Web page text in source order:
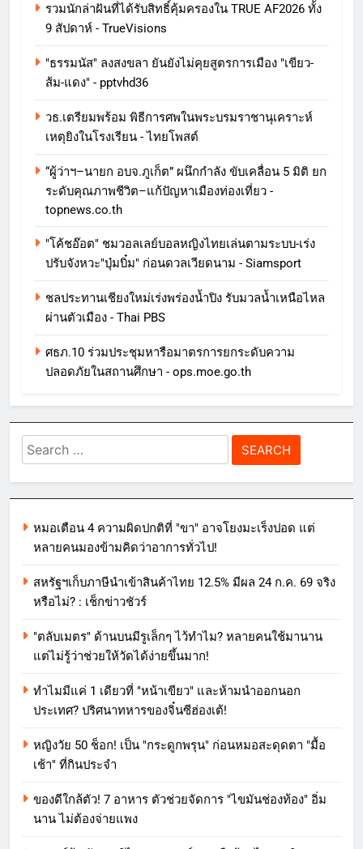
รวมนักล่าฝันที่ได้รับสิทธิ์คุ้มครองใน TRUE AF2026 ทั้ง
9 สัปดาห์ - TrueVisions
"ธรรมนัส" ลงสงขลา ยันยังไม่คุยสูตรการเมือง "เขียว-
ส้ม-แดง" - pptvhd36
วธ.เตรียมพร้อม พิธีการศพในพระบรมราชานุเคราะห์
เหตุยิงในโรงเรียน - ไทยโพสต์
“ผู้ว่าฯ–นายก อบจ.ภูเก็ต” ผนึกกำลัง ขับเคลื่อน 5 มิติ ยก
ระดับคุณภาพชีวิต–แก้ปัญหาเมืองท่องเที่ยว -
topnews.co.th
"โค้ชอ๊อต" ชมวอลเลย์บอลหญิงไทยเล่นตามระบบ-เร่ง
ปรับจังหวะ"บุ๋มบิ๋ม" ก่อนดวลเวียดนาม - Siamsport
ชลประทานเชียงใหม่เร่งพร่องน้ำปิง รับมวลน้ำเหนือไหล
ผ่านตัวเมือง - Thai PBS
ศธภ.10 ร่วมประชุมหารือมาตรการยกระดับความ
ปลอดภัยในสถานศึกษา - ops.moe.go.th
Search
for:
หมอเตือน 4 ความผิดปกติที่ "ขา" อาจโยงมะเร็งปอด แต่
หลายคนมองข้ามคิดว่าอาการทั่วไป!
สหรัฐฯเก็บภาษีนำเข้าสินค้าไทย 12.5% มีผล 24 ก.ค. 69 จริง
หรือไม่? : เช็กข่าวชัวร์
"ตลับเมตร" ด้านบนมีรูเล็กๆ ไว้ทำไม? หลายคนใช้มานาน
แต่ไม่รู้ว่าช่วยให้วัดได้ง่ายขึ้นมาก!
ทำไมมีแค่ 1 เดียวที่ "หน้าเขียว" และห้ามนำออกนอก
ประเทศ? ปริศนาทหารของจิ๋นซีฮ่องเต้!
หญิงวัย 50 ช็อก! เป็น "กระดูกพรุน" ก่อนหมอสะดุดตา "มื้อ
เช้า" ที่กินประจำ
ของดีใกล้ตัว! 7 อาหาร ตัวช่วยจัดการ "ไขมันช่องท้อง" อิ่ม
นาน ไม่ต้องจ่ายแพง